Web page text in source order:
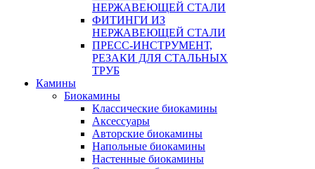
НЕРЖАВЕЮЩЕЙ СТАЛИ
ФИТИНГИ ИЗ
НЕРЖАВЕЮЩЕЙ СТАЛИ
ПРЕСС-ИНСТРУМЕНТ,
РЕЗАКИ ДЛЯ СТАЛЬНЫХ
ТРУБ
Камины
Биокамины
Классические биокамины
Аксессуары
Авторские биокамины
Напольные биокамины
Настенные биокамины